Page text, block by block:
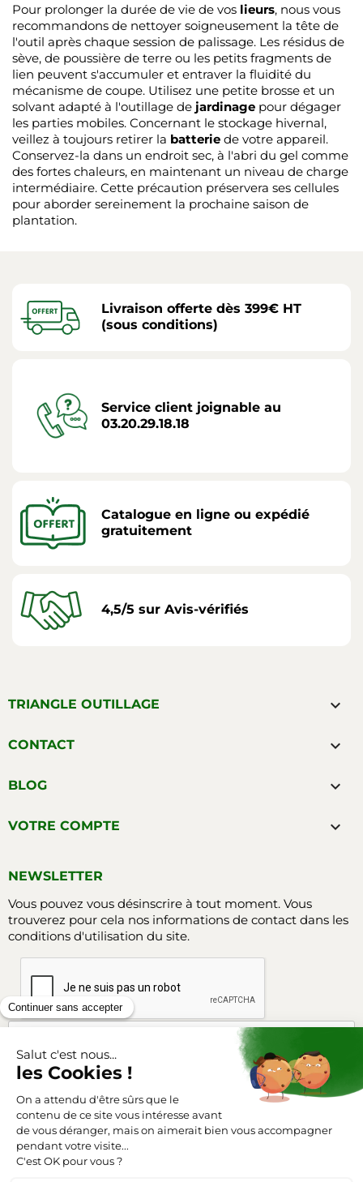
Pour prolonger la durée de vie de vos lieurs, nous vous
recommandons de nettoyer soigneusement la tête de
l'outil après chaque session de palissage. Les résidus de
sève, de poussière de terre ou les petits fragments de
lien peuvent s'accumuler et entraver la fluidité du
mécanisme de coupe. Utilisez une petite brosse et un
solvant adapté à l'outillage de jardinage pour dégager
les parties mobiles. Concernant le stockage hivernal,
veillez à toujours retirer la batterie de votre appareil.
Conservez-la dans un endroit sec, à l'abri du gel comme
des fortes chaleurs, en maintenant un niveau de charge
intermédiaire. Cette précaution préservera ses cellules
pour aborder sereinement la prochaine saison de
plantation.
Livraison offerte dès 399€ HT
(sous conditions)
Service client joignable au
03.20.29.18.18
Catalogue en ligne ou expédié
gratuitement
4,5/5 sur Avis-vérifiés
TRIANGLE OUTILLAGE 
CONTACT 
BLOG 
VOTRE COMPTE 
NEWSLETTER
Vous pouvez vous désinscrire à tout moment. Vous
trouverez pour cela nos informations de contact dans les
conditions d'utilisation du site.
SUIVEZ-NOUS